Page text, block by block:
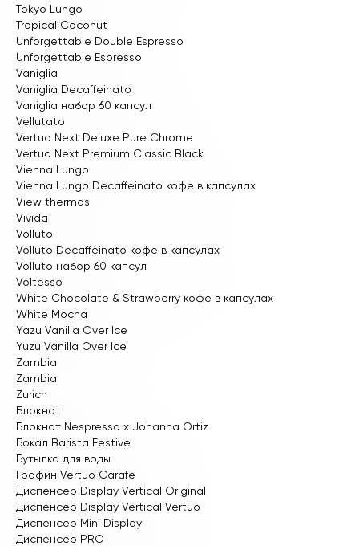
Tokyo Lungo
Tropical Coconut
Unforgettable Double Espresso
Unforgettable Espresso
Vaniglia
Vaniglia Decaffeinato
Vaniglia набор 60 капсул
Vellutato
Vertuo Next Deluxe Pure Chrome
Vertuo Next Premium Classic Black
Vienna Lungo
Vienna Lungo Decaffeinato кофе в капсулах
View thermos
Vivida
Volluto
Volluto Decaffeinato кофе в капсулах
Volluto набор 60 капсул
Voltesso
White Chocolate & Strawberry кофе в капсулах
White Mocha
Yazu Vanilla Over Ice
Yuzu Vanilla Over Ice
Zambia
Zambia
Zurich
Блокнот
Блокнот Nespresso x Johanna Ortiz
Бокал Barista Festive
Бутылка для воды
Графин Vertuo Carafe
Диспенсер Display Vertical Original
Диспенсер Display Vertical Vertuo
Диспенсер Mini Display
Диспенсер PRO